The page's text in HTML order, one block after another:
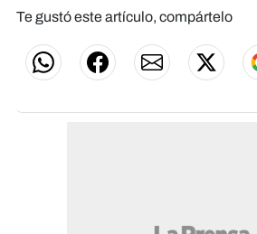
Te gustó este artículo, compártelo